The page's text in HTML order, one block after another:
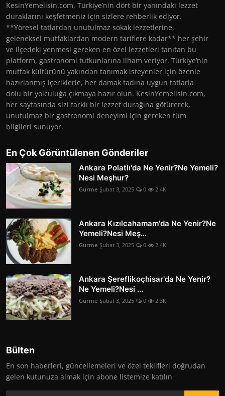
KesinYemelisin.com, Türkiye’nin dört bir yanındaki lezzet
duraklarını keşfetmeniz için sizlere rehberlik ediyor.
**Yöresel tatlardan unutulmaz sokak lezzetlerine,
geleneksel mutfaklardan modern tariflere kadar** her şehir
ve ilçedeki yenmesi gereken en özel lezzetleri tanıtan bu
platform, gastronomi tutkunlarına ilham veriyor. Türkiye’nin
mutfak kültürünü yakından tanımak isteyenler için özenle
hazırlanmış içeriklerle, her damak tadına uygun tatlarla
dolu bir yolculuğa çıkmaya hazır olun. KesinYemelisin.com,
her sayfasında sizi farklı bir lezzet durağına götürerek,
unutulmaz bir gastronomi deneyimi için gereken tüm
bilgileri sunuyor.
En Çok Görüntülenen Gönderiler
Ankara Polatlı'da Ne Yenir?Ne Yemeli?
Nesi Meşhur?
Gurme Şubat 3, 2025 0 2.4K
Ankara Kızılcahamam'da Ne Yenir?Ne
Yemeli?Nesi Meş...
Gurme Şubat 3, 2025 0 2.4K
Ankara Şereflikoçhisar'da Ne Yenir?
Ne Yemeli?Nesi ...
Gurme Şubat 3, 2025 0 2.3K
Bülten
En son haberleri, güncellemeleri ve özel teklifleri doğrudan
gelen kutunuza almak için abone listemize katılın